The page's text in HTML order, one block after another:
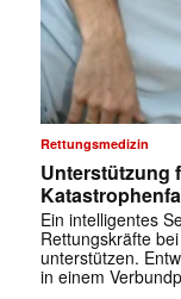
Rettungsmedizin
Unterstützung
Ein intelligentes
Rettungskräfte
unterstützen.
in einem